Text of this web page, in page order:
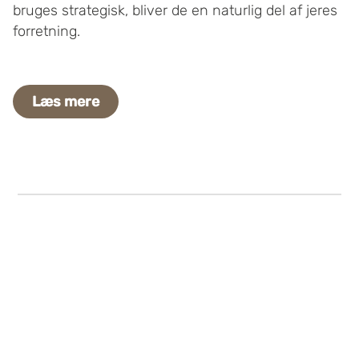
bruges strategisk, bliver de en naturlig del af jeres
forretning.
Læs mere